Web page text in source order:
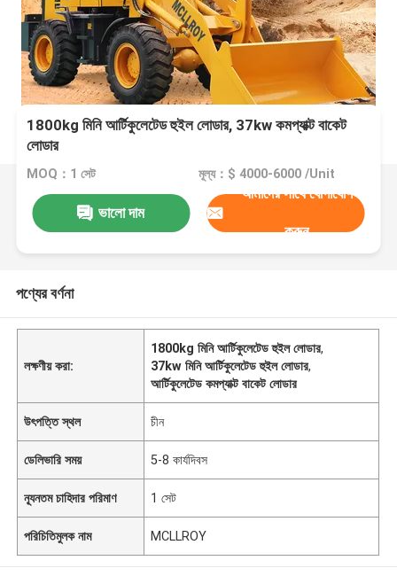
1800kg মিনি আর্টিকুলেটেড হুইল লোডার, 37kw কমপ্যাক্ট বাকেট
লোডার
MOQ：1 সেট মূল্য：$ 4000-6000 /Unit
ভালো দাম
আমাদের সাথে যোগাযোগ
করুন
পণ্যের বর্ণনা
লক্ষণীয় করা:
1800kg মিনি আর্টিকুলেটেড হুইল লোডার,
37kw মিনি আর্টিকুলেটেড হুইল লোডার,
আর্টিকুলেটেড কমপ্যাক্ট বাকেট লোডার
উৎপত্তি স্থল চীন
ডেলিভারি সময় 5-8 কার্যদিবস
ন্যূনতম চাহিদার পরিমাণ 1 সেট
পরিচিতিমুলক নাম MCLLROY